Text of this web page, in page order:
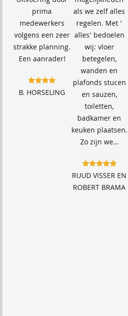
prima
medewerkers
volgens een zeer
strakke planning.
Een aanrader!
B. HORSELING
als we zelf alles
regelen. Met '
alles' bedoelen
wij: vloer
betegelen,
wanden en
plafonds stucen
en sauzen,
toiletten,
badkamer en
keuken plaatsen.
Zo zijn we…
RUUD VISSER EN
ROBERT BRAMA